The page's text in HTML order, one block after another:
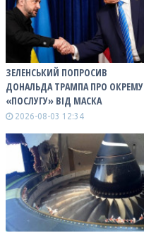
ЗЕЛЕНСЬКИЙ ПОПРОСИВ
ДОНАЛЬДА ТРАМПА ПРО ОКРЕМУ
«ПОСЛУГУ» ВІД МАСКА
2026-08-03 12:34